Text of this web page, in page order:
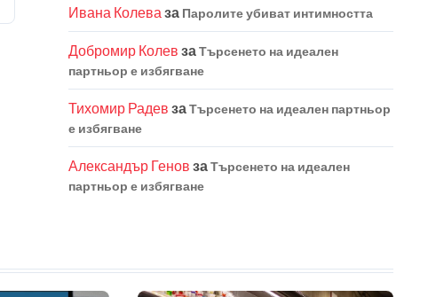
Ивана Колеваза Паролите убиват интимността
Добромир Колев заТърсенето на идеален
партньор е избягване
Тихомир Радев заТърсенето на идеален партньор
е избягване
Александър Генов заТърсенето на идеален
партньор е избягване